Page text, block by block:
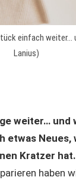
einfach weiter…
Lanius)
weiter… und
etwas Neues,
Kratzer hat.
haben